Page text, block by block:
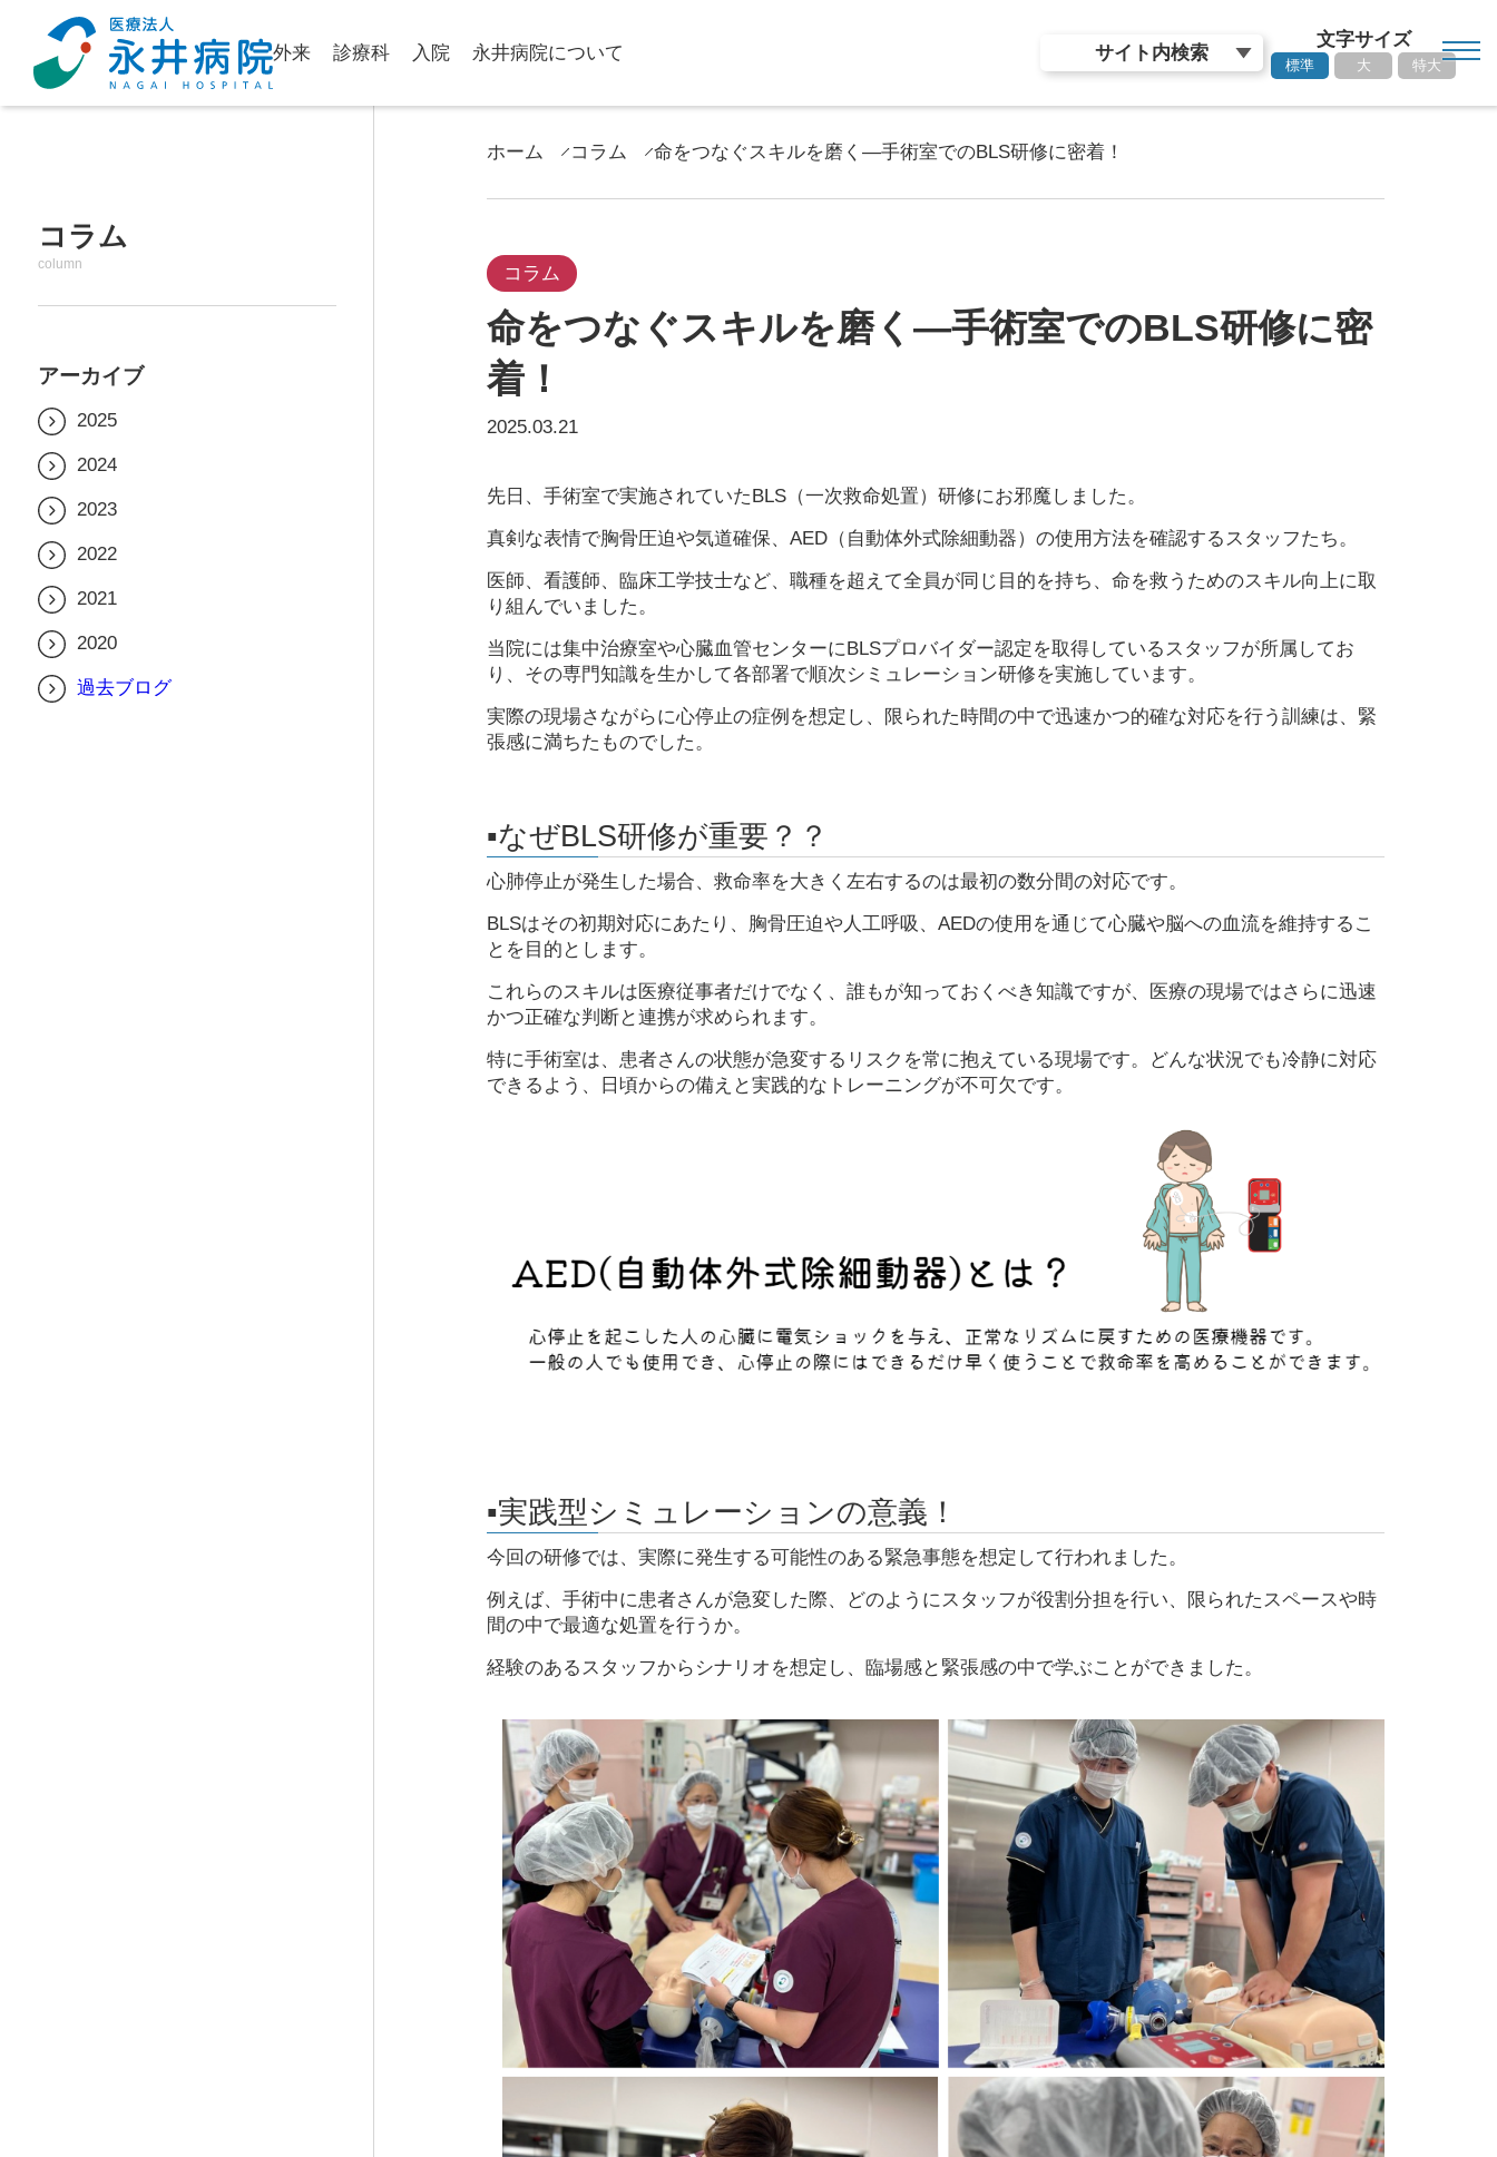
外来 診療科 入院 永井病院について サイト内検索
文字サイズ
標準 大 特大
コラム
column
アーカイブ
2025
2025年3月
2025年2月
2024
2024年8月
2024年7月
2024年5月
2024年4月
2023
2023年10月
2023年8月
2023年5月
2022
2022年4月
2021
2021年5月
2020
過去ブログ
ホーム コラム 命をつなぐスキルを磨く―手術室でのBLS研修に密着！
コラム
命をつなぐスキルを磨く―手術室でのBLS研修に密
着！
2025.03.21
先日、手術室で実施されていたBLS（一次救命処置）研修にお邪魔しました。
真剣な表情で胸骨圧迫や気道確保、AED（自動体外式除細動器）の使用方法を確認するスタッフたち。
医師、看護師、臨床工学技士など、職種を超えて全員が同じ目的を持ち、命を救うためのスキル向上に取
り組んでいました。
当院には集中治療室や心臓血管センターにBLSプロバイダー認定を取得しているスタッフが所属してお
り、その専門知識を生かして各部署で順次シミュレーション研修を実施しています。
実際の現場さながらに心停止の症例を想定し、限られた時間の中で迅速かつ的確な対応を行う訓練は、緊
張感に満ちたものでした。
▪️なぜBLS研修が重要？？
心肺停止が発生した場合、救命率を大きく左右するのは最初の数分間の対応です。
BLSはその初期対応にあたり、胸骨圧迫や人工呼吸、AEDの使用を通じて心臓や脳への血流を維持するこ
とを目的とします。
これらのスキルは医療従事者だけでなく、誰もが知っておくべき知識ですが、医療の現場ではさらに迅速
かつ正確な判断と連携が求められます。
特に手術室は、患者さんの状態が急変するリスクを常に抱えている現場です。どんな状況でも冷静に対応
できるよう、日頃からの備えと実践的なトレーニングが不可欠です。
▪️実践型シミュレーションの意義！
今回の研修では、実際に発生する可能性のある緊急事態を想定して行われました。
例えば、手術中に患者さんが急変した際、どのようにスタッフが役割分担を行い、限られたスペースや時
間の中で最適な処置を行うか。
経験のあるスタッフからシナリオを想定し、臨場感と緊張感の中で学ぶことができました。